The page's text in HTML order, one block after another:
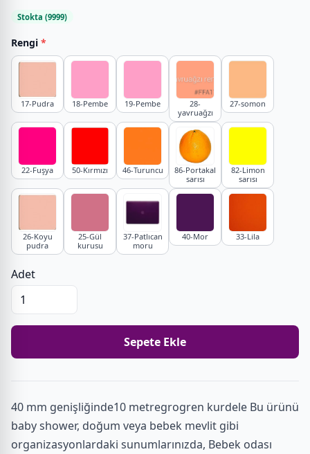
Stokta (9999)
Rengi *
17-Pudra 18-Pembe 19-Pembe
28-
yavruağzı
27-somon
22-Fuşya 50-Kırmızı 46-Turuncu
86-Portakal
sarısı
82-Limon
sarısı
26-Koyu
pudra
25-Gül
kurusu
37-Patlıcan
moru
40-Mor 33-Lila
Adet
Sepete Ekle
40 mm genişliğinde10 metregrogren kurdele Bu ürünü
baby shower, doğum veya bebek mevlit gibi
organizasyonlardaki sunumlarınızda, Bebek odası